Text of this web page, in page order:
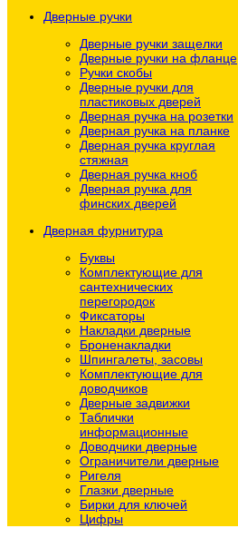
Дверные ручки
Дверные ручки защелки
Дверные ручки на фланце
Ручки скобы
Дверные ручки для
пластиковых дверей
Дверная ручка на розетки
Дверная ручка на планке
Дверная ручка круглая
стяжная
Дверная ручка кноб
Дверная ручка для
финских дверей
Дверная фурнитура
Буквы
Комплектующие для
сантехнических
перегородок
Фиксаторы
Накладки дверные
Броненакладки
Шпингалеты, засовы
Комплектующие для
доводчиков
Дверные задвижки
Таблички
информационные
Доводчики дверные
Ограничители дверные
Ригеля
Глазки дверные
Бирки для ключей
Цифры